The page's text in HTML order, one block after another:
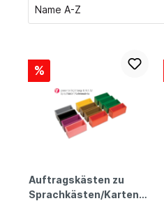
%
Auftragskästen zu
Sprachkästen/Kartenm